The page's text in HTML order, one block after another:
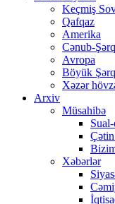
Keçmiş
Qafqaz
Amerika
Cənub-
Avropa
Böyük Şərq
Xəzər
Arxiv
Müsahibə
Xəbərlər